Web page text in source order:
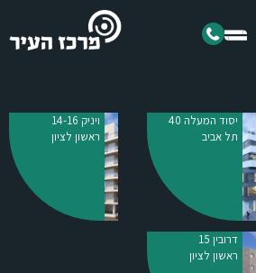
יסוד המעלה 40
תל אביב
ויניק 14-16
ראשון לציון
דרובין 15
ראשון לציון